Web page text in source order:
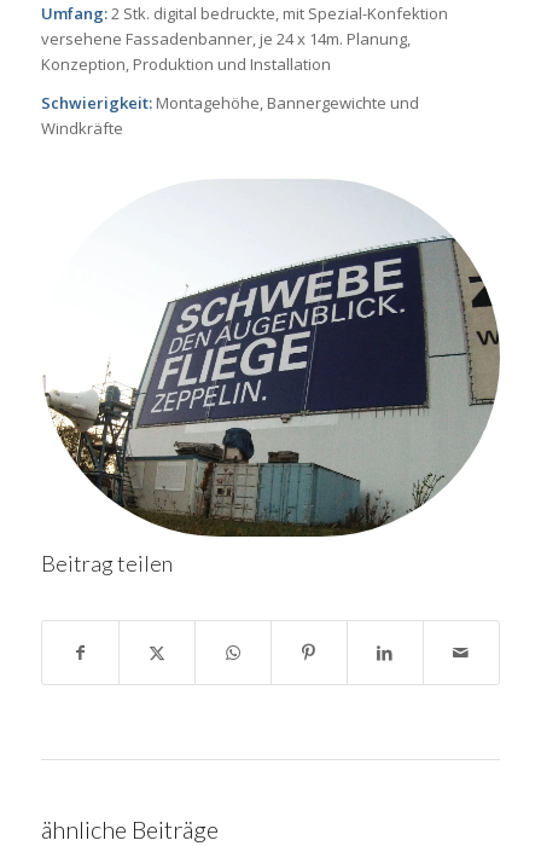
Umfang:2 Stk. digital bedruckte, mit Spezial-Konfektion
versehene Fassadenbanner, je 24 x 14m. Planung,
Konzeption, Produktion und Installation
Schwierigkeit: Montagehöhe, Bannergewichte und
Windkräfte
Beitrag teilen
ähnliche Beiträge